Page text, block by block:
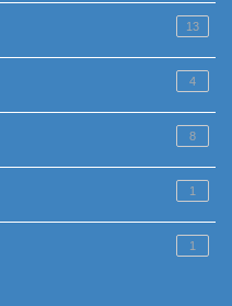
13
4
8
1
1